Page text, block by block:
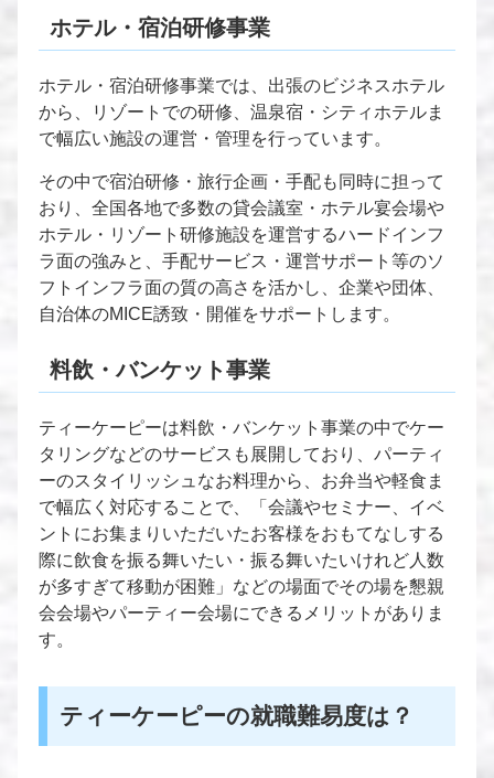
ホテル・宿泊研修事業
ホテル・宿泊研修事業では、出張のビジネスホテル
から、リゾートでの研修、温泉宿・シティホテルま
で幅広い施設の運営・管理を行っています。
その中で宿泊研修・旅行企画・手配も同時に担って
おり、全国各地で多数の貸会議室・ホテル宴会場や
ホテル・リゾート研修施設を運営するハードインフ
ラ面の強みと、手配サービス・運営サポート等のソ
フトインフラ面の質の高さを活かし、企業や団体、
自治体のMICE誘致・開催をサポートします。
料飲・バンケット事業
ティーケーピーは料飲・バンケット事業の中でケー
タリングなどのサービスも展開しており、パーティ
ーのスタイリッシュなお料理から、お弁当や軽食ま
で幅広く対応することで、「会議やセミナー、イベ
ントにお集まりいただいたお客様をおもてなしする
際に飲食を振る舞いたい・振る舞いたいけれど人数
が多すぎて移動が困難」などの場面でその場を懇親
会会場やパーティー会場にできるメリットがありま
す。
ティーケーピーの就職難易度は？